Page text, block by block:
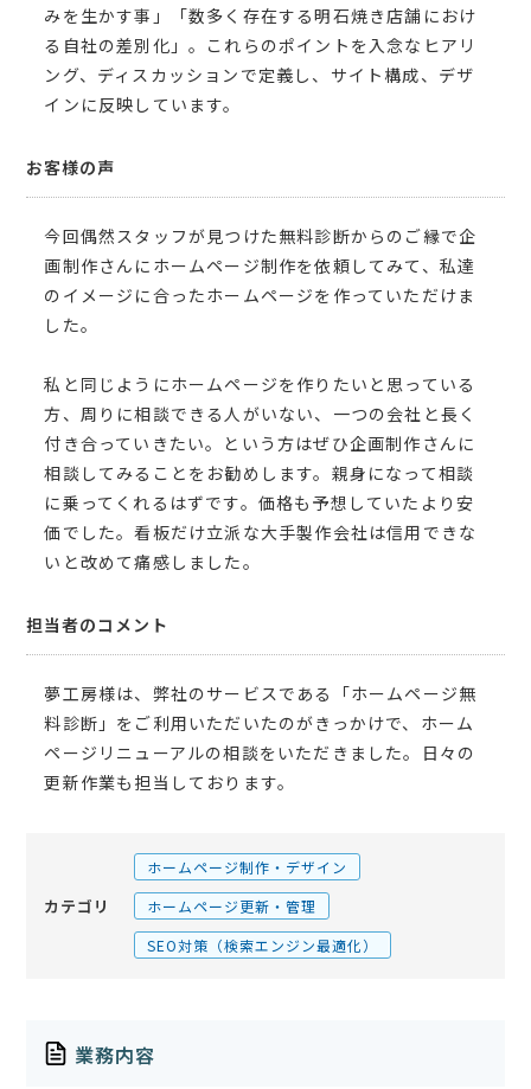
みを生かす事」「数多く存在する明石焼き店舗におけ
る自社の差別化」。これらのポイントを入念なヒアリ
ング、ディスカッションで定義し、サイト構成、デザ
インに反映しています。
お客様の声
今回偶然スタッフが見つけた無料診断からのご縁で企
画制作さんにホームページ制作を依頼してみて、私達
のイメージに合ったホームページを作っていただけま
した。
私と同じようにホームページを作りたいと思っている
方、周りに相談できる人がいない、一つの会社と長く
付き合っていきたい。という方はぜひ企画制作さんに
相談してみることをお勧めします。親身になって相談
に乗ってくれるはずです。価格も予想していたより安
価でした。看板だけ立派な大手製作会社は信用できな
いと改めて痛感しました。
担当者のコメント
夢工房様は、弊社のサービスである「ホームページ無
料診断」をご利用いただいたのがきっかけで、ホーム
ページリニューアルの相談をいただきました。日々の
更新作業も担当しております。
カテゴリ
ホームページ制作・デザイン
ホームページ更新・管理
SEO対策（検索エンジン最適化）
業務内容